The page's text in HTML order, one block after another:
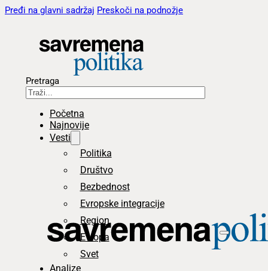
Pređi na glavni sadržaj Preskoči na podnožje
Pretraga
Početna
Najnovije
Vesti
Politika
Društvo
Bezbednost
Evropske integracije
Region
Evropa
Svet
Analize